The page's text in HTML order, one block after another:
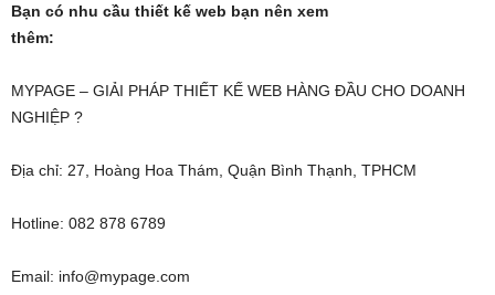
Bạn có nhu cầu thiết kế web bạn nên xem
thêm:
MYPAGE – GIẢI PHÁP THIẾT KẾ WEB HÀNG ĐẦU CHO DOANH
NGHIỆP ?
Địa chỉ: 27, Hoàng Hoa Thám, Quận Bình Thạnh, TPHCM
Hotline: 082 878 6789
Email: info@mypage.com